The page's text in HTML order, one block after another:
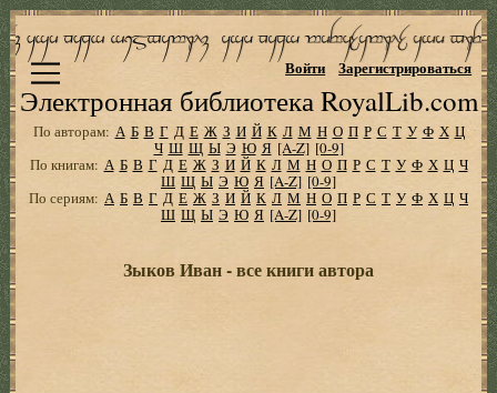
Электронная библиотека RoyalLib.com
Войти Зарегистрироваться
По авторам: А Б В Г Д Е Ж З И Й К Л М Н О П Р С Т У Ф Х Ц
Ч Ш Щ Ы Э Ю Я [A-Z] [0-9]
По книгам: А Б В Г Д Е Ж З И Й К Л М Н О П Р С Т У Ф Х Ц Ч
Ш Щ Ы Э Ю Я [A-Z] [0-9]
По сериям: А Б В Г Д Е Ж З И Й К Л М Н О П Р С Т У Ф Х Ц Ч
Ш Щ Ы Э Ю Я [A-Z] [0-9]
Зыков Иван - все книги автора